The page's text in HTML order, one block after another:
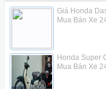
Giá Honda
Mua Bán Xe
Honda Super
Mua Bán Xe